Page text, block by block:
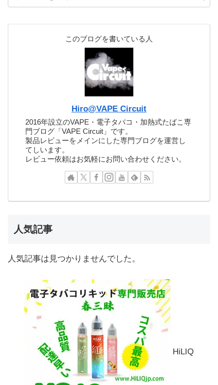
このブログを書いている人
Hiro@VAPE Circuit
2016年設立のVAPE・電子タバコ・加熱式たばこ専
門ブログ「VAPE Circuit」です。
製品レビューをメインにした専門ブログを運営し
てしいます。
レビュー依頼はお気軽にお問い合わせください。
人気記事
人気記事は見つかりませんでした。
HiLIQ